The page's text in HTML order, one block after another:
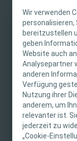
Wir verwenden
personalisieren,
bereitzustellen
geben
Website auch
Analysepartner
anderen
Verfügung
Nutzung ihrer
anderem, um
relevanter ist.
jederzeit zu
„Cookie-
Diese
fachliche
bestimmt.
individuelle
Produkte
Bei
Produkte
erleichtern.